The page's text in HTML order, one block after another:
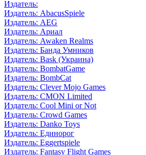
Издатель:
Издатель: AbacusSpiele
Издатель: AEG
Издатель: Ариал
Издатель: Awaken Realms
Издатель: Банда Умников
Издатель: Bask (Украина)
Издатель: BombatGame
Издатель: BombCat
Издатель: Clever Mojo Games
Издатель: CMON Limited
Издатель: Cool Mini or Not
Издатель: Crowd Games
Издатель: Danko Toys
Издатель: Единорог
Издатель: Eggertspiele
Издатель: Fantasy Flight Games